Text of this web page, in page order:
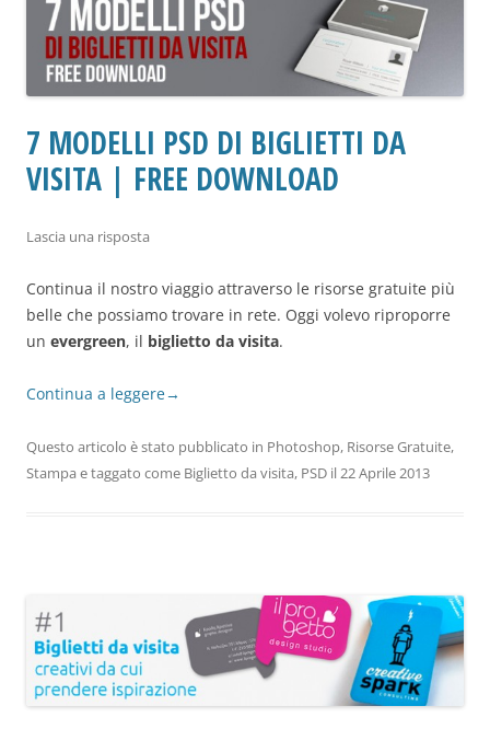
7 MODELLI PSD DI BIGLIETTI DA
VISITA | FREE DOWNLOAD
Lascia una risposta
Continua il nostro viaggio attraverso le risorse gratuite più
belle che possiamo trovare in rete. Oggi volevo riproporre
un evergreen, il biglietto da visita.
Continua a leggere→
Questo articolo è stato pubblicato in Photoshop, Risorse Gratuite,
Stampa e taggato come Biglietto da visita, PSD il22 Aprile 2013